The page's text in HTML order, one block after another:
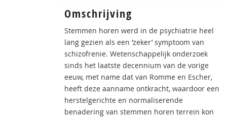
Omschrijving
Stemmen horen werd in de psychiatrie heel
lang gezien als een ‘zeker’ symptoom van
schizofrenie. Wetenschappelijk onderzoek
sinds het laatste decennium van de vorige
eeuw, met name dat van Romme en Escher,
heeft deze aanname ontkracht, waardoor een
herstelgerichte en normaliserende
benadering van stemmen horen terrein kon